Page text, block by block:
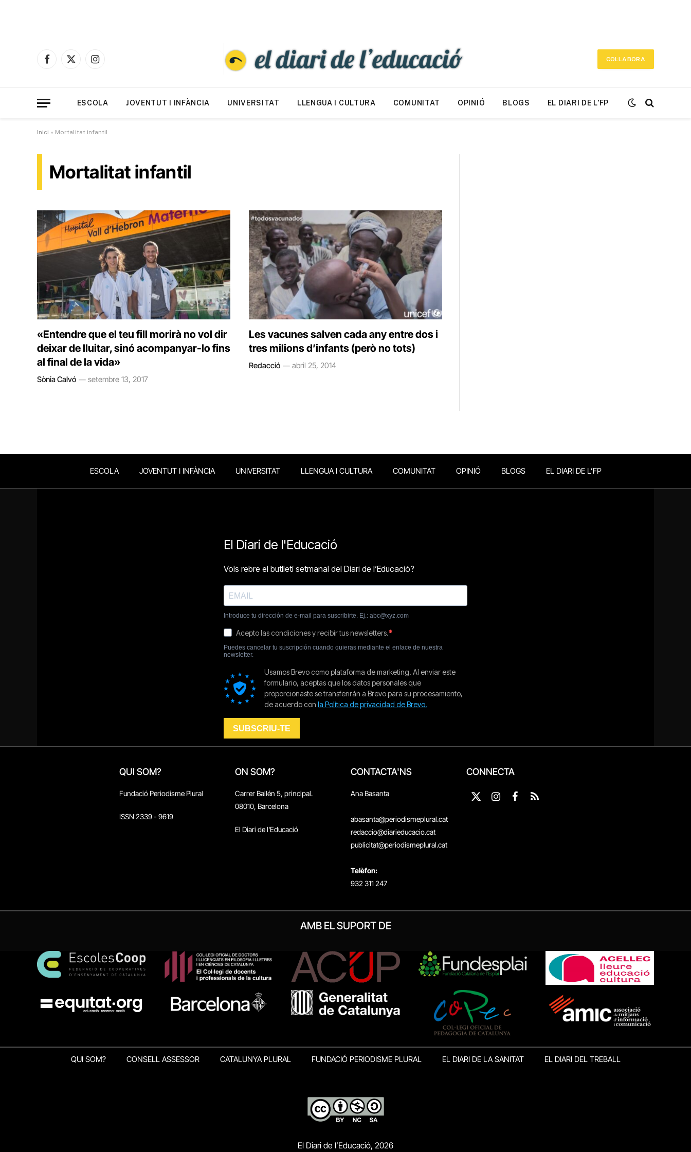
Facebook
X
Instagram
COL·LABORA
ESCOLA JOVENTUT I INFÀNCIA UNIVERSITAT LLENGUA I CULTURA COMUNITAT OPINIÓ BLOGS EL DIARI DE L’FP
Inici » Mortalitat infantil
Mortalitat infantil
«Entendre que el teu fill morirà no vol dir
deixar de lluitar, sinó acompanyar-lo fins
al final de la vida»
Sònia Calvó setembre 13, 2017
Les vacunes salven cada any entre dos i
tres milions d’infants (però no tots)
Redacció abril 25, 2014
ESCOLA JOVENTUT I INFÀNCIA UNIVERSITAT LLENGUA I CULTURA COMUNITAT OPINIÓ BLOGS EL DIARI DE L’FP
QUI SOM?
Fundació Periodisme Plural
ISSN 2339 - 9619
ON SOM?
Carrer Bailén 5, principal.
08010, Barcelona
El Diari de l'Educació
CONTACTA'NS
Ana Basanta
abasanta@periodismeplural.cat
redaccio@diarieducacio.cat
publicitat@periodismeplural.cat
Telèfon:
932 311 247
CONNECTA
X
Instagram
Facebook
RSS
AMB EL SUPORT DE
QUI SOM? CONSELL ASSESSOR CATALUNYA PLURAL FUNDACIÓ PERIODISME PLURAL EL DIARI DE LA SANITAT EL DIARI DEL TREBALL
El Diari de l’Educació, 2026